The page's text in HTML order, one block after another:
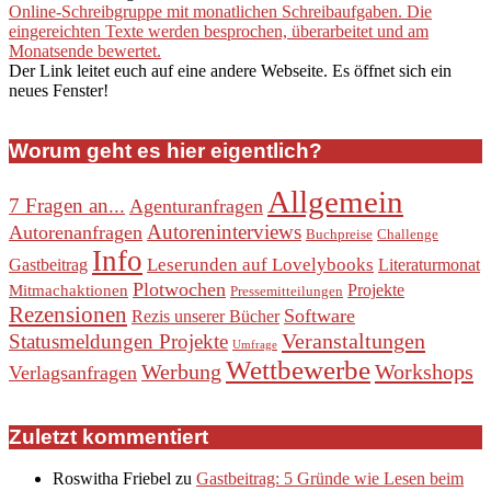
Online-Schreibgruppe mit monatlichen Schreibaufgaben. Die
eingereichten Texte werden besprochen, überarbeitet und am
Monatsende bewertet.
Der Link leitet euch auf eine andere Webseite. Es öffnet sich ein
neues Fenster!
Worum geht es hier eigentlich?
7 Fragen an... Agenturanfragen Allgemein
Autorenanfragen Autoreninterviews Buchpreise Challenge
Gastbeitrag Info Leserunden auf Lovelybooks Literaturmonat
Mitmachaktionen Plotwochen Pressemitteilungen Projekte
Rezensionen Rezis unserer Bücher Software
Statusmeldungen Projekte Umfrage Veranstaltungen
Verlagsanfragen Werbung WettbewerbeWorkshops
Zuletzt kommentiert
Roswitha Friebel zu Gastbeitrag: 5 Gründe wie Lesen beim